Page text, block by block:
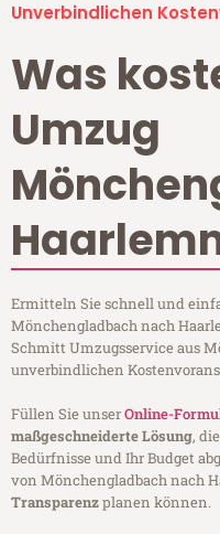
Unverbindlichen
Was
Umzug
Ermitteln Sie schnell und
Mönchengladbach nach
Schmitt Umzugsservice aus
unverbindlichen
Füllen Sie unserOnline-
maßgeschneiderte Lösung,
Bedürfnisse und Ihr Budget
von Mönchengladbach nach
Transparenzplanen können.